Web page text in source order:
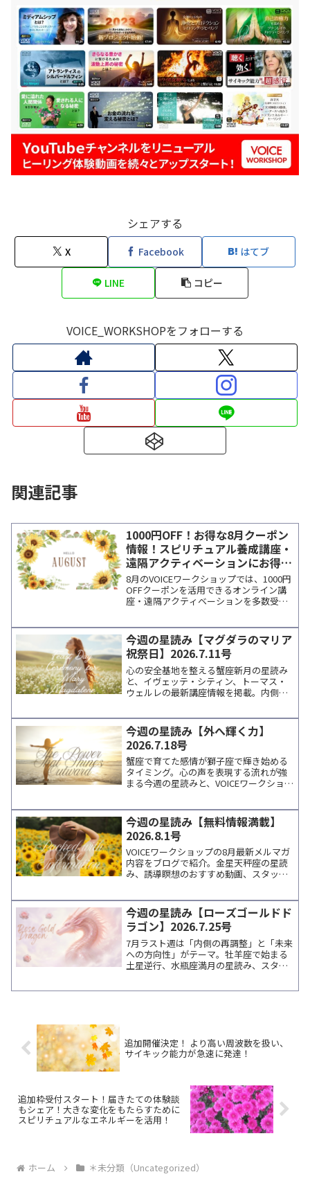
シェアする
X Facebook はてブ
LINE コピー
VOICE_WORKSHOPをフォローする
関連記事
1000円OFF！お得な8月クーポン
情報！スピリチュアル養成講座・
遠隔アクティベーションにお得に
参加
8月のVOICEワークショップでは、1000円
OFFクーポンを活用できるオンライン講
座・遠隔アクティベーションを多数受付
します。
今週の星読み【マグダラのマリア
祝祭日】2026.7.11号
心の安全基地を整える蟹座新月の星読み
と、イヴェッテ・シティン、トーマス・
ウェルレの最新講座情報を掲載。内側の
今週の星読み【外へ輝く力】
2026.7.18号
蟹座で育てた感情が獅子座で輝き始める
タイミング。心の声を表現する流れが強
まる今週の星読みと、VOICEワークショッ
けします。
今週の星読み【無料情報満載】
2026.8.1号
VOICEワークショップの8月最新メルマガ
内容をブログで紹介。金星天秤座の星読
み、誘導瞑想のおすすめ動画、スタッフ
をまとめています。
今週の星読み【ローズゴールドド
ラゴン】2026.7.25号
7月ラスト週は「内側の再調整」と「未来
への方向性」がテーマ。牡羊座で始まる
土星逆行、水瓶座満月の星読み、スタッ
追加開催決定！ より高い周波数を扱い、
サイキック能力が急速に発達！
追加枠受付スタート！届きたての体験談
もシェア！大きな変化をもたらすために
スピリチュアルなエネルギーを活用！
ホーム ＊未分類（Uncategorized）